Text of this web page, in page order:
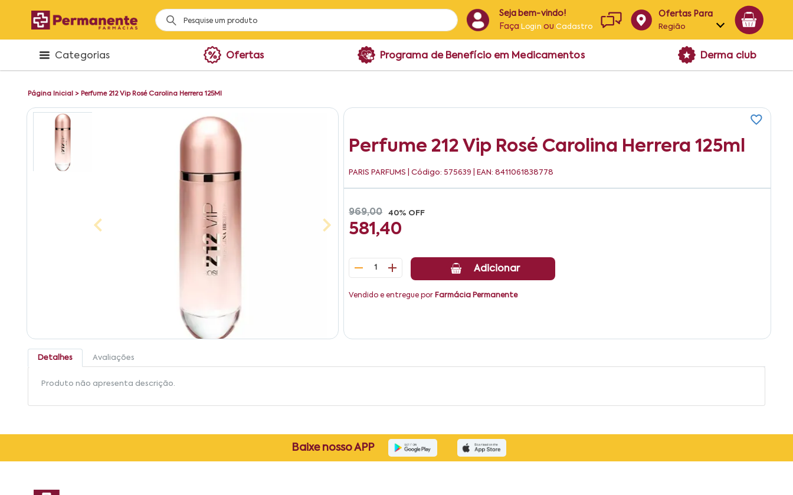
Seja bem-vindo!
Faça Login ouCadastro
Ofertas Para
Região
Alagoas
Categorias Ofertas Programa de Benefício em Medicamentos Derma club
Página Inicial > Perfume 212 Vip Rosé Carolina Herrera 125Ml
Perfume 212 Vip Rosé Carolina Herrera 125ml
PARIS PARFUMS | Código: 575639 | EAN: 8411061838778
969,00 40% OFF
581,40
1 Adicionar
Vendido e entregue por Farmácia Permanente
Detalhes Avaliações
Produto não apresenta descrição.
Baixe nosso APP